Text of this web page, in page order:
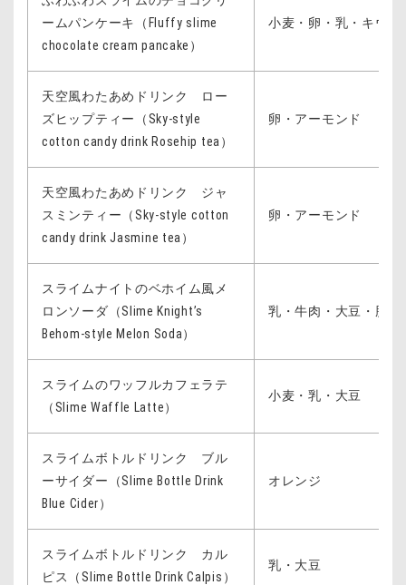
ームパンケーキ（Fluffy slime
chocolate cream pancake）
小麦・卵・乳・キウ
天空風わたあめドリンク ロー
ズヒップティー（Sky-style
cotton candy drink Rosehip tea）
卵・アーモンド
天空風わたあめドリンク ジャ
スミンティー（Sky-style cotton
candy drink Jasmine tea）
卵・アーモンド
スライムナイトのベホイム風メ
ロンソーダ（Slime Knight’s
Behom-style Melon Soda）
乳・牛肉・大豆・豚肉
スライムのワッフルカフェラテ
（Slime Waffle Latte）
小麦・乳・大豆
スライムボトルドリンク ブル
ーサイダー（Slime Bottle Drink
Blue Cider）
オレンジ
スライムボトルドリンク カル
ピス（Slime Bottle Drink Calpis）
乳・大豆